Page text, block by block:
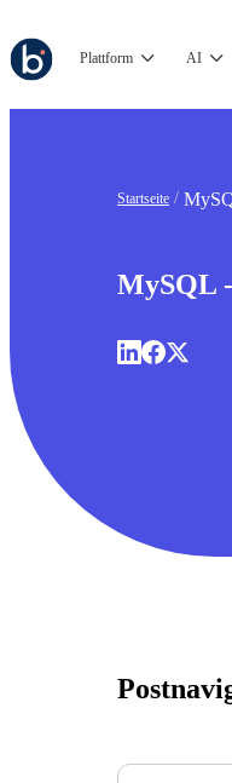
Plattform AI
Startseite
MySQL